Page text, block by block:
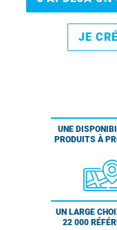
JE
UNE
PRODUITS À
UN LARGE
22 000